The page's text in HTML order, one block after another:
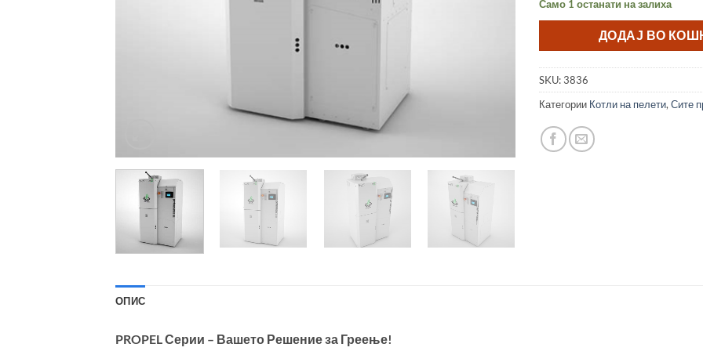
Само 1 останати на залиха
ДОДАЈ ВО
SKU:3836
Категории Котли на пелети, Сите
ОПИС
PROPEL Серии – Вашето Решение за Греење!